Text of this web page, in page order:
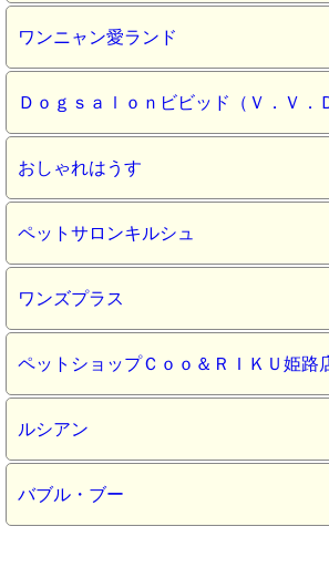
ワンニャン愛ランド
Ｄｏｇｓａｌｏｎビビッド（Ｖ．Ｖ．
おしゃれはうす
ペットサロンキルシュ
ワンズプラス
ペットショップＣｏｏ＆ＲＩＫＵ姫路
ルシアン
バブル・ブー